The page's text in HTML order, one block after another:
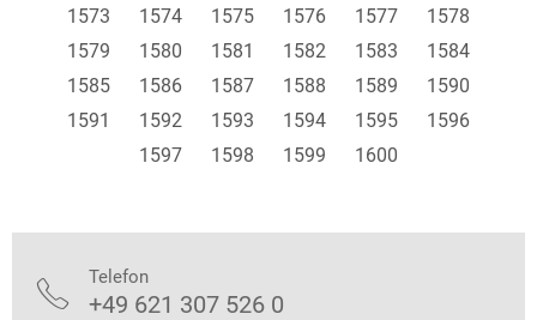
1573
1574 1575 1576 1577
1578
1579
1580 1581 1582 1583
1584
1585
1586 1587 1588 1589
1590
1591
1592 1593 1594 1595
1596
1597
1598 1599 1600
 Telefon
+49 621 307 526 0